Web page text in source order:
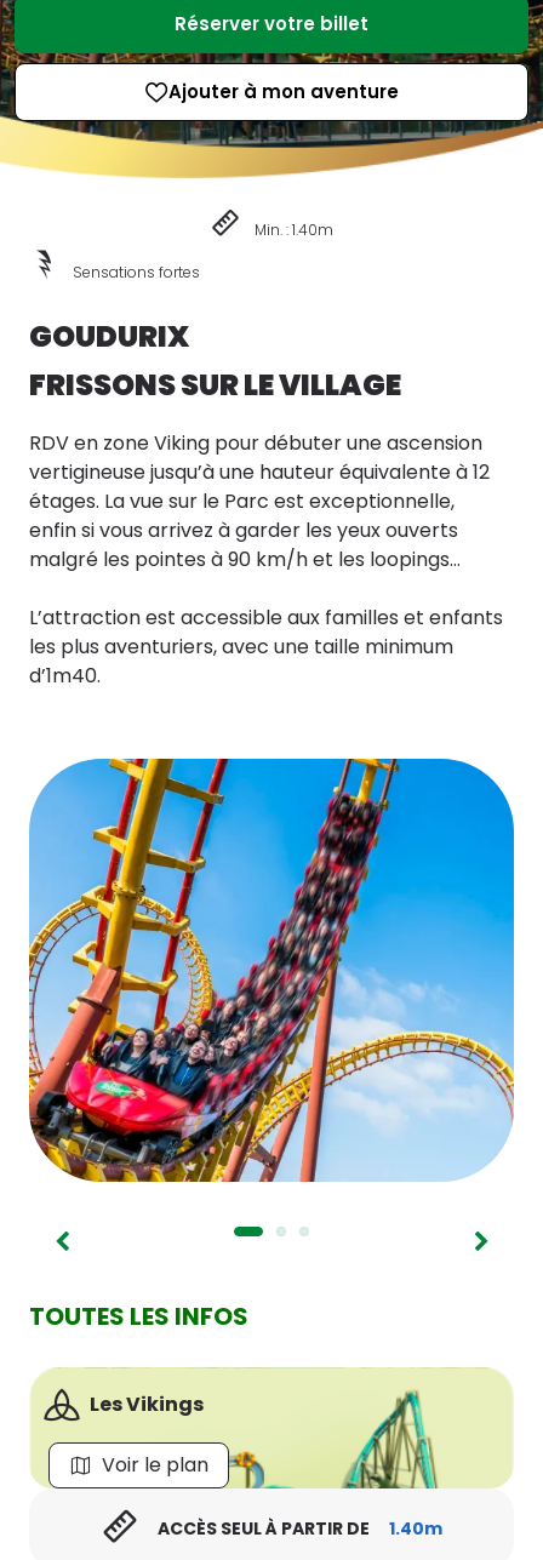
Réserver votre billet
Ajouter à mon aventure
Min. : 1.40m
Sensations fortes
GOUDURIX
FRISSONS SUR LE VILLAGE
RDV en zone Viking pour débuter une ascension
vertigineuse jusqu’à une hauteur équivalente à 12
étages. La vue sur le Parc est exceptionnelle,
enfin si vous arrivez à garder les yeux ouverts
malgré les pointes à 90 km/h et les loopings…
L’attraction est accessible aux familles et enfants
les plus aventuriers, avec une taille minimum
d’1m40.
TOUTES LES INFOS
Les Vikings
Voir le plan
ACCÈS SEUL À PARTIR DE 1.40m